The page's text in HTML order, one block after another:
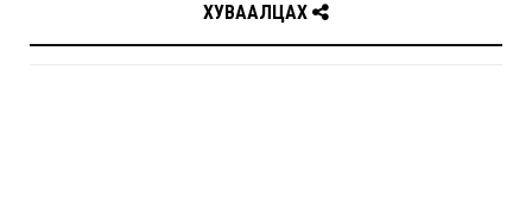
ХУВААЛЦАХ